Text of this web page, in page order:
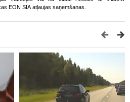
EON SIA atļaujas saņemšanas.